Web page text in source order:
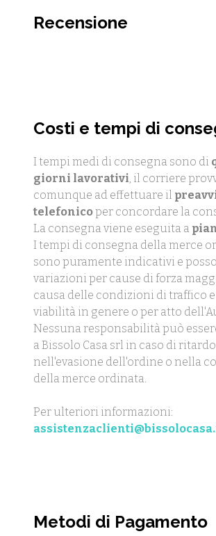
Recensione
Costi e tempi di
I tempi medi di consegna sono di
giorni lavorativi, il corriere
comunque ad effettuare il
telefonicoper concordare la
La consegna viene eseguita a
I tempi di consegna della merce
sono puramente indicativi e
variazioni per cause di forza
causa delle condizioni di traffico
viabilità in genere o per atto
Nessuna responsabilità può
a Bissolo Casa srl in caso di ritardo
nell'evasione dell'ordine o nella
della merce ordinata.
Per ulteriori informazioni:
Metodi di Pagamento